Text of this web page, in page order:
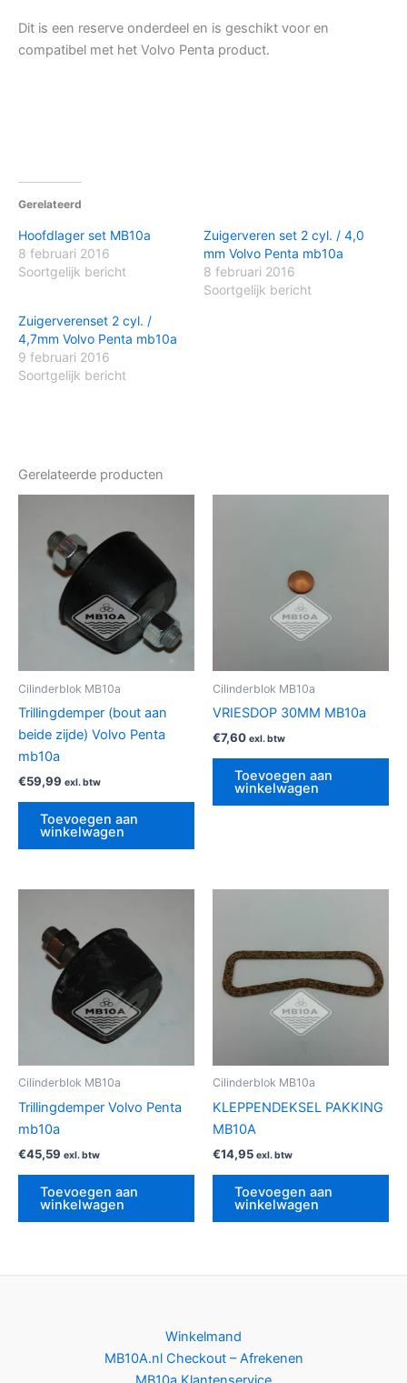
Dit is een reserve onderdeel en is geschikt voor en
compatibel met het Volvo Penta product.
Gerelateerd
Hoofdlager set MB10a
8 februari 2016
Soortgelijk bericht
Zuigerveren set 2 cyl. / 4,0
mm Volvo Penta mb10a
8 februari 2016
Soortgelijk bericht
Zuigerverenset 2 cyl. /
4,7mm Volvo Penta mb10a
9 februari 2016
Soortgelijk bericht
Gerelateerde producten
Cilinderblok MB10a
Trillingdemper (bout aan
beide zijde) Volvo Penta
mb10a
€59,99 exl. btw
Toevoegen aan
winkelwagen
Cilinderblok MB10a
VRIESDOP 30MM MB10a
€7,60 exl. btw
Toevoegen aan
winkelwagen
Cilinderblok MB10a
Trillingdemper Volvo Penta
mb10a
€45,59 exl. btw
Toevoegen aan
winkelwagen
Cilinderblok MB10a
KLEPPENDEKSEL PAKKING
MB10A
€14,95 exl. btw
Toevoegen aan
winkelwagen
Winkelmand
MB10A.nl Checkout – Afrekenen